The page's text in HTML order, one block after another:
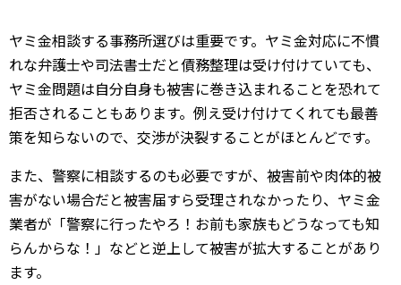
ヤミ金相談する事務所選びは重要です。ヤミ金対応に不慣
れな弁護士や司法書士だと債務整理は受け付けていても、
ヤミ金問題は自分自身も被害に巻き込まれることを恐れて
拒否されることもあります。例え受け付けてくれても最善
策を知らないので、交渉が決裂することがほとんどです。
また、警察に相談するのも必要ですが、被害前や肉体的被
害がない場合だと被害届すら受理されなかったり、ヤミ金
業者が「警察に行ったやろ！お前も家族もどうなっても知
らんからな！」などと逆上して被害が拡大することがあり
ます。